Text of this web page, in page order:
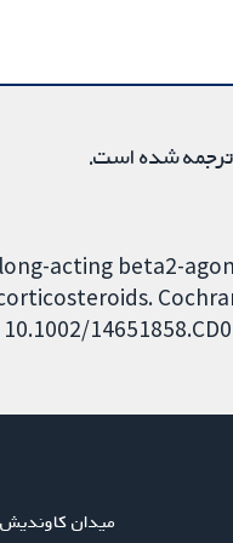
ترجمه شده است.
long-acting beta2-
میدان کاوندیش ۱۳-